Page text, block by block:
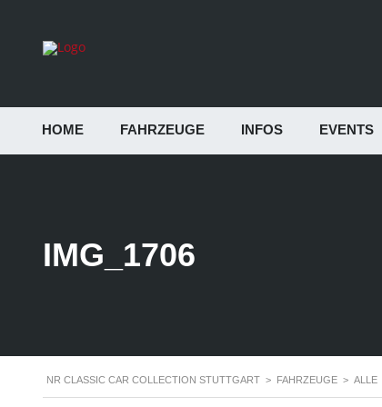
HOME FAHRZEUGE INFOS EVENTS
IMG_1706
NR CLASSIC CAR COLLECTION STUTTGART > FAHRZEUGE > ALLE